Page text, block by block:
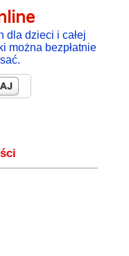
dla dzieci i całej
można bezpłatnie